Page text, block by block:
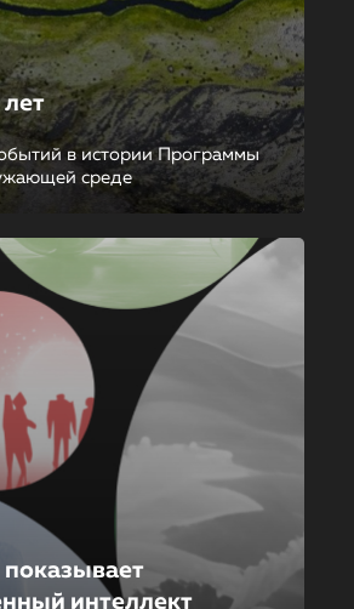
в истории Программы
среде
показывает
интеллект